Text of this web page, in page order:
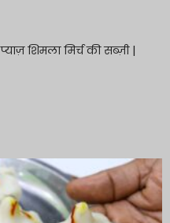
शिमला मिर्च की सब्ज़ी |